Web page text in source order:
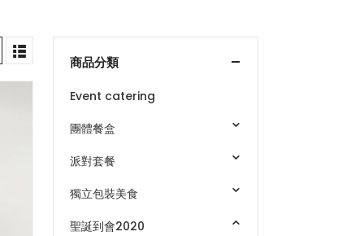
商品分類
Event catering
團體餐盒
派對套餐
獨立包裝美食
聖誕到會2020